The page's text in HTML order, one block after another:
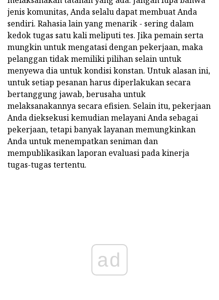
jenis komunitas, Anda selalu dapat membuat Anda
sendiri. Rahasia lain yang menarik - sering dalam
kedok tugas satu kali meliputi tes. Jika pemain serta
mungkin untuk mengatasi dengan pekerjaan, maka
pelanggan tidak memiliki pilihan selain untuk
menyewa dia untuk kondisi konstan. Untuk alasan ini,
untuk setiap pesanan harus diperlakukan secara
bertanggung jawab, berusaha untuk
melaksanakannya secara efisien. Selain itu, pekerjaan
Anda dieksekusi kemudian melayani Anda sebagai
pekerjaan, tetapi banyak layanan memungkinkan
Anda untuk menempatkan seniman dan
mempublikasikan laporan evaluasi pada kinerja
tugas-tugas tertentu.
ad